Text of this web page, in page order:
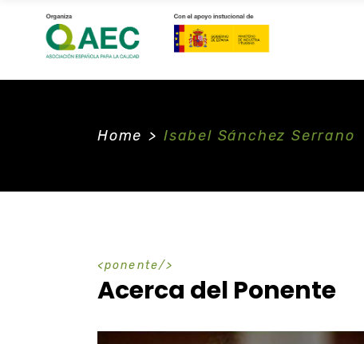
Home > Isabel Sánchez Serrano
ponente
Acerca del Ponente